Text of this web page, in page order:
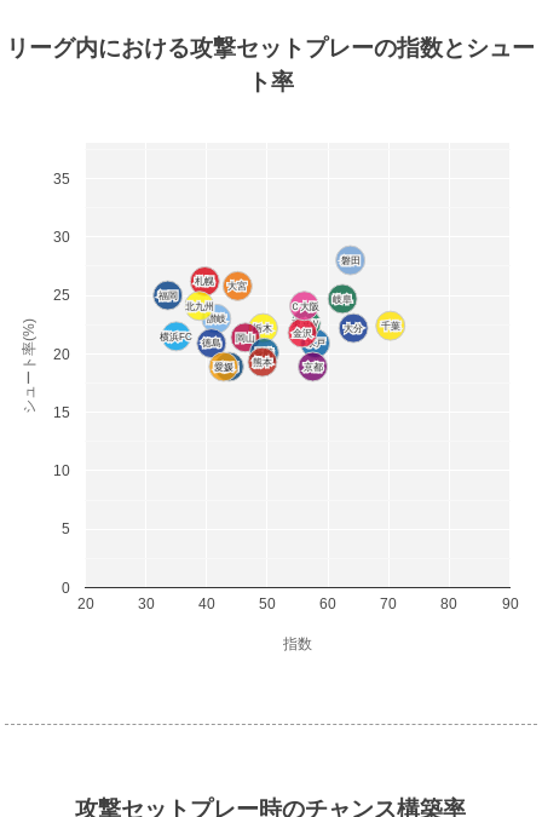
リーグ内における攻撃セットプレーの指数とシュー
ト率
札幌
札幌
水戸
水戸
栃木
栃木
群馬
群馬
大宮
大宮
千葉
千葉
東京Ｖ
東京Ｖ
横浜FC
横浜FC 金沢
金沢
磐田
磐田
岐阜
岐阜
京都
京都
Ｃ大阪
Ｃ大阪
岡山
岡山
讃岐
讃岐
徳島
徳島
愛媛
愛媛
福岡
福岡
北九州
北九州
長崎
長崎
熊本
熊本
大分
大分
20 30 40 50 60 70 80 90
0
5
10
15
20
25
30
35
指数
シュート率(%)
攻撃セットプレー時のチャンス構築率